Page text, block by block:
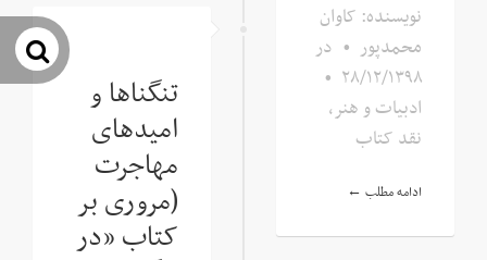
نویسنده: کاوان
محمدپور • در
۲۸/۱۲/۱۳۹۸ •
ادبیات و هنر,
نقد کتاب
ادامه مطلب ←
تنگناها و
امیدهای
مهاجرت
(مروری بر
کتاب «در